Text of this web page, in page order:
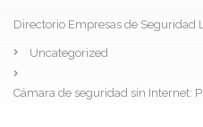
Directorio Empresas de Seguridad
Uncategorized
Cámara de seguridad sin Internet: